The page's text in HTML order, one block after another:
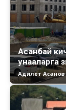
Асанбай
унааларга
Адилет Асанов